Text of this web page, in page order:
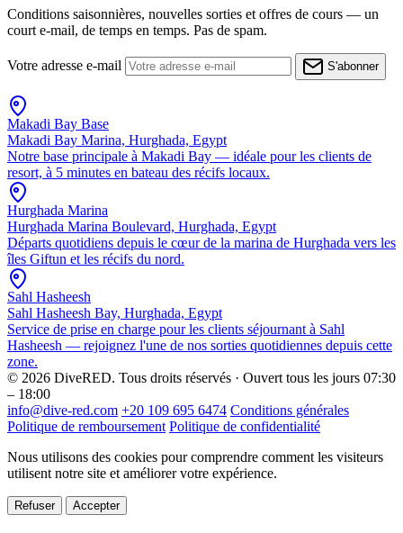
Conditions saisonnières, nouvelles sorties et offres de cours — un
court e-mail, de temps en temps. Pas de spam.
Votre adresse e-mail S'abonner
Makadi Bay Base
Makadi Bay Marina, Hurghada, Egypt
Notre base principale à Makadi Bay — idéale pour les clients de
resort, à 5 minutes en bateau des récifs locaux.
Hurghada Marina
Hurghada Marina Boulevard, Hurghada, Egypt
Départs quotidiens depuis le cœur de la marina de Hurghada vers les
îles Giftun et les récifs du nord.
Sahl Hasheesh
Sahl Hasheesh Bay, Hurghada, Egypt
Service de prise en charge pour les clients séjournant à Sahl
Hasheesh — rejoignez l'une de nos sorties quotidiennes depuis cette
zone.
© 2026 DiveRED. Tous droits réservés · Ouvert tous les jours 07:30
– 18:00
info@dive-red.com +20 109 695 6474 Conditions générales
Politique de remboursement Politique de confidentialité
Nous utilisons des cookies pour comprendre comment les visiteurs
utilisent notre site et améliorer votre expérience.
Refuser Accepter